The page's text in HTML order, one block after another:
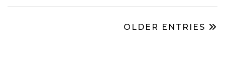
OLDER ENTRIES